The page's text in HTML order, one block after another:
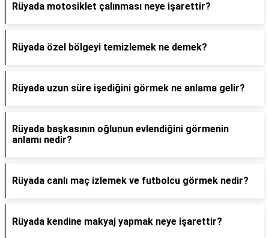
Rüyada motosiklet çalınması neye işarettir?
Rüyada özel bölgeyi temizlemek ne demek?
Rüyada uzun süre işediğini görmek ne anlama gelir?
Rüyada başkasının oğlunun evlendiğini görmenin
anlamı nedir?
Rüyada canlı maç izlemek ve futbolcu görmek nedir?
Rüyada kendine makyaj yapmak neye işarettir?